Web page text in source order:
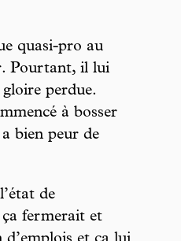
quasi-pro au
Pourtant, il lui
perdue.
à bosser
bien peur de
de
ça fermerait et